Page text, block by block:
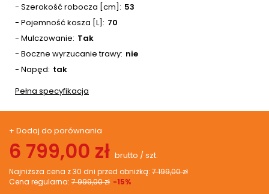
- Szerokość robocza [cm]
53
- Pojemność kosza [L]
70
- Mulczowanie Tak
- Boczne wyrzucanie trawy nie
- Napęd tak
Pełna specyfikacja
+ Dodaj do porównania
6 799,00 zł brutto /szt.
Najniższa cena z 30 dni przed obniżką: 7 199,00 zł
Cena regularna: 7 999,00 zł -15%